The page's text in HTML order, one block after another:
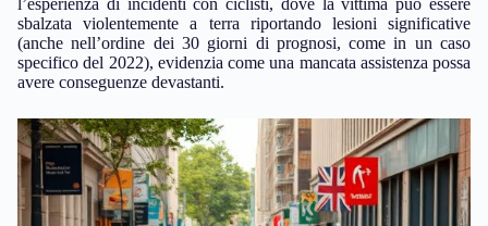
sbalzata violentemente a terra riportando lesioni significative
(anche nell’ordine dei 30 giorni di prognosi, come in un caso
specifico del 2022), evidenzia come una mancata assistenza possa
avere conseguenze devastanti.